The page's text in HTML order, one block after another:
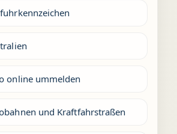
online ummelden
und Kraftfahrstraßen